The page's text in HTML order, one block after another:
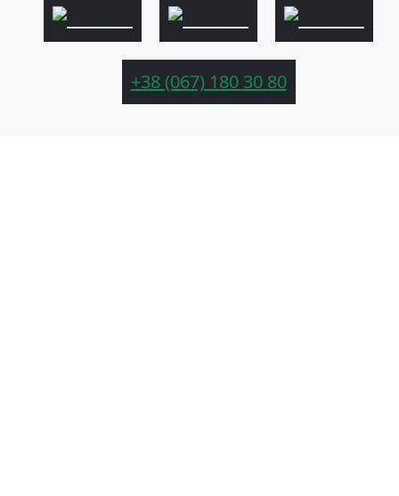
+38 (067) 180 30 80